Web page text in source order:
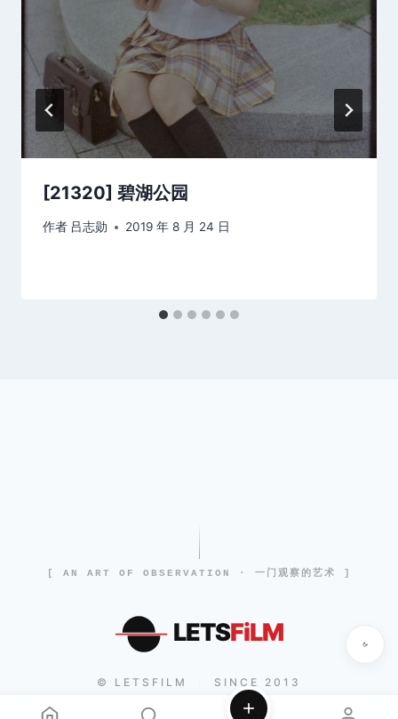
[21320] 碧湖公园
作者 吕志勋 2019 年 8 月 24 日
[ AN ART OF OBSERVATION · 一门观察的艺术 ]
LETSFiLM
© LETSFILM SINCE 2013